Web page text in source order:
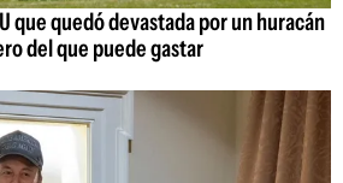
que quedó devastada por un huracán
del que puede gastar